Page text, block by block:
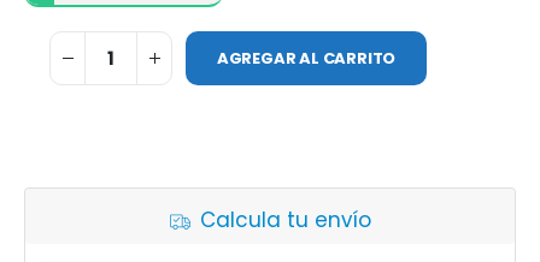
AGREGAR AL CARRITO
Calcula tu envío